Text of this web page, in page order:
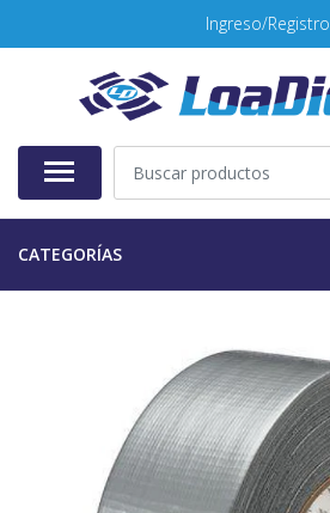
Ingreso/Registro
CATEGORÍAS